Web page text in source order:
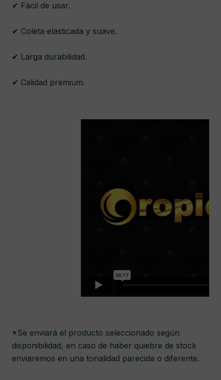
✔ Fácil de usar.
✔ Coleta elasticada y suave.
✔ Larga durabilidad.
✔ Calidad premium.
*Se enviará el producto seleccionado según
disponibilidad, en caso de haber quiebre de stock
enviaremos en una tonalidad parecida o diferente.